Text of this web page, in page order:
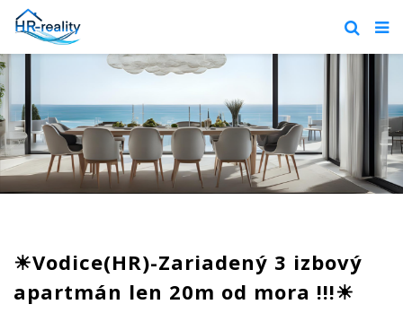
☀Vodice(HR)-Zariadený 3 izbový
apartmán len 20m od mora !!!☀